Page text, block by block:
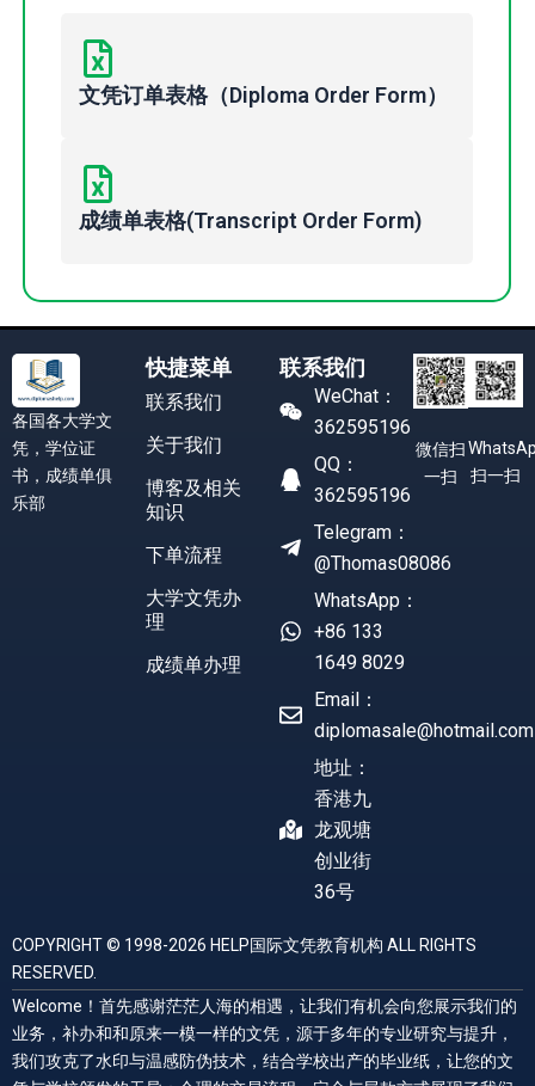
文凭订单表格（Diploma Order Form）
成绩单表格(Transcript Order Form)
各国各大学文
凭，学位证
书，成绩单俱
乐部
快捷菜单
联系我们
关于我们
博客及相关
知识
下单流程
大学文凭办
理
成绩单办理
联系我们
WeChat：
362595196
QQ：
362595196
Telegram：
@Thomas08086
WhatsApp：
+86 133
1649 8029
Email：
diplomasale@hotmail.com
地址：
香港九
龙观塘
创业街
36号
微信扫
一扫
扫一扫
COPYRIGHT © 1998-2026 HELP国际文凭教育机构 ALL RIGHTS
RESERVED.
Welcome！首先感谢茫茫人海的相遇，让我们有机会向您展示我们的
业务，补办和和原来一模一样的文凭，源于多年的专业研究与提升，
我们攻克了水印与温感防伪技术，结合学校出产的毕业纸，让您的文